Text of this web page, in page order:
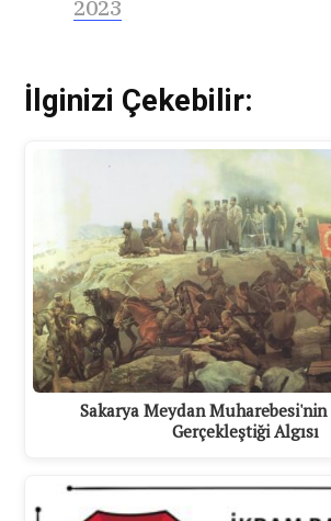
2023
İlginizi Çekebilir:
Sakarya Meydan Muharebesi'nin
Gerçekleştiği Algısı